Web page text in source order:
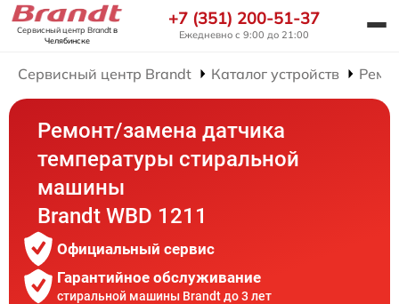
Сервисный центр Brandtв
Челябинске
+7 (351) 200-51-37
Ежедневно с 9:00 до 21:00
Сервисный центр Brandt Каталог устройств
Ремонт/замена датчика
температуры стиральной
машины
Brandt WBD 1211
Официальный сервис
Гарантийное обслуживание
стиральной машины Brandt до 3 лет